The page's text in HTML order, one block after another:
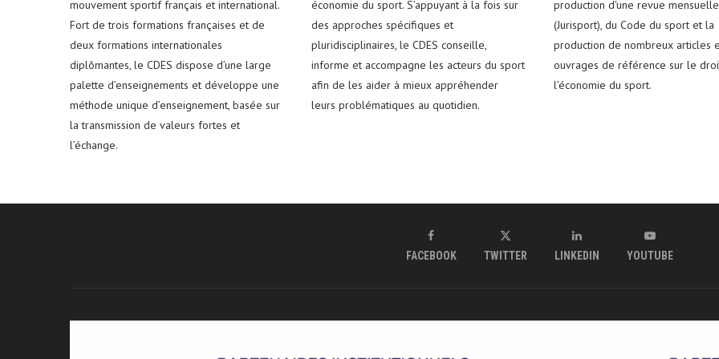
mouvement sportif français et international.
Fort de trois formations françaises et de
deux formations internationales
diplômantes, le CDES dispose d’une large
palette d’enseignements et développe une
méthode unique d’enseignement, basée sur
la transmission de valeurs fortes et
l’échange.
économie du sport. S’appuyant à la fois sur
des approches spécifiques et
pluridisciplinaires, le CDES conseille,
informe et accompagne les acteurs du sport
afin de les aider à mieux appréhender
leurs problématiques au quotidien.
production d'une revue mensuelle
(Jurisport), du Code du sport et la
production de nombreux articles
ouvrages de référence sur le
l’économie du sport.
FACEBOOK TWITTER LINKEDIN YOUTUBE